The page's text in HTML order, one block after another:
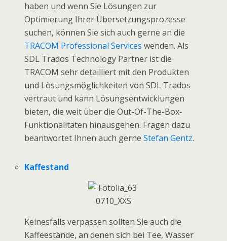
haben und wenn Sie Lösungen zur
Optimierung Ihrer Übersetzungsprozesse
suchen, können Sie sich auch gerne an die
TRACOM Professional Services wenden. Als
SDL Trados Technology Partner ist die
TRACOM sehr detailliert mit den Produkten
und Lösungsmöglichkeiten von SDL Trados
vertraut und kann Lösungsentwicklungen
bieten, die weit über die Out-Of-The-Box-
Funktionalitäten hinausgehen. Fragen dazu
beantwortet Ihnen auch gerneStefan Gentz.
Kaffestand
Keinesfalls verpassen sollten Sie auch die
Kaffeestände, an denen sich bei Tee, Wasser